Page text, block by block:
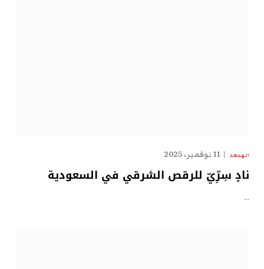
الهدهد 11 نوفمبر، 2025
نادٍ سِرِّيّ للرقص الشرقي في السعودية
…